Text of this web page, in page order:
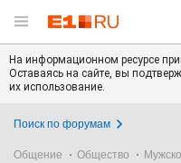
На информационном ресурсе
Оставаясь на сайте, вы
их использование.
Поиск по форумам
Общение Общество